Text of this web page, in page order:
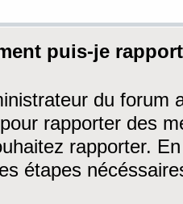
puis-je
du forum
rapporter des
rapporter.
étapes